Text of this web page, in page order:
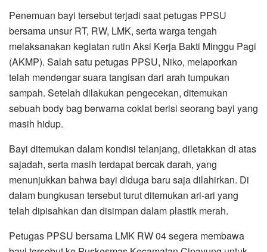
Penemuan bayi tersebut terjadi saat petugas PPSU
bersama unsur RT, RW, LMK, serta warga tengah
melaksanakan kegiatan rutin Aksi Kerja Bakti Minggu Pagi
(AKMP). Salah satu petugas PPSU, Niko, melaporkan
telah mendengar suara tangisan dari arah tumpukan
sampah. Setelah dilakukan pengecekan, ditemukan
sebuah body bag berwarna coklat berisi seorang bayi yang
masih hidup.
Bayi ditemukan dalam kondisi telanjang, diletakkan di atas
sajadah, serta masih terdapat bercak darah, yang
menunjukkan bahwa bayi diduga baru saja dilahirkan. Di
dalam bungkusan tersebut turut ditemukan ari-ari yang
telah dipisahkan dan disimpan dalam plastik merah.
Petugas PPSU bersama LMK RW 04 segera membawa